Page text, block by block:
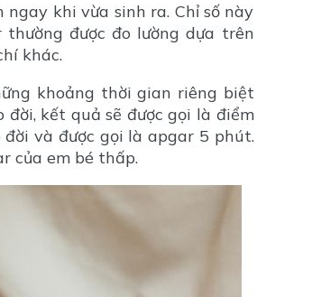
khi vừa sinh ra. Chỉ số này
thường được đo lường dựa trên
khác.
khoảng thời gian riêng biệt
kết quả sẽ được gọi là điểm
và được gọi là apgar 5 phút.
của em bé thấp.